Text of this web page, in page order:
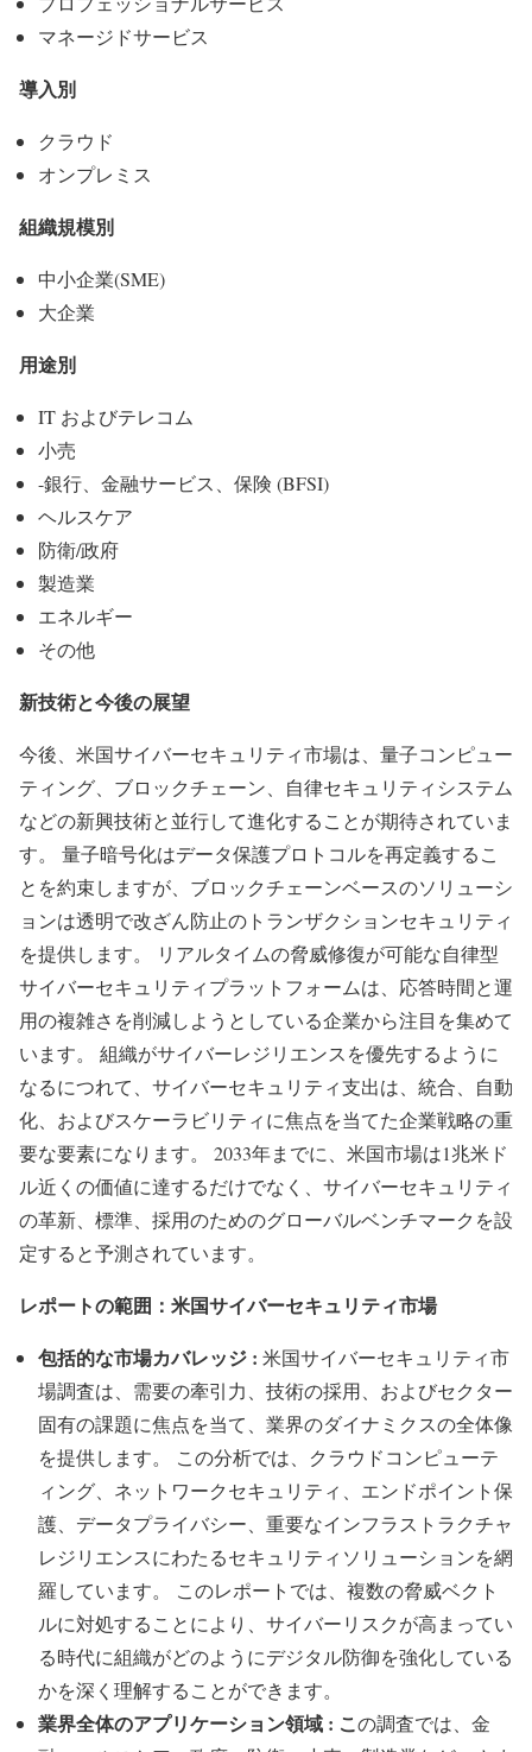
マネージドサービス
導入別
クラウド
オンプレミス
組織規模別
中小企業(SME)
大企業
用途別
IT およびテレコム
小売
-銀行、金融サービス、保険 (BFSI)
ヘルスケア
防衛/政府
製造業
エネルギー
その他
新技術と今後の展望
今後、米国サイバーセキュリティ市場は、量子コンピュー
ティング、ブロックチェーン、自律セキュリティシステム
などの新興技術と並行して進化することが期待されていま
す。 量子暗号化はデータ保護プロトコルを再定義するこ
とを約束しますが、ブロックチェーンベースのソリューシ
ョンは透明で改ざん防止のトランザクションセキュリティ
を提供します。 リアルタイムの脅威修復が可能な自律型
サイバーセキュリティプラットフォームは、応答時間と運
用の複雑さを削減しようとしている企業から注目を集めて
います。 組織がサイバーレジリエンスを優先するように
なるにつれて、サイバーセキュリティ支出は、統合、自動
化、およびスケーラビリティに焦点を当てた企業戦略の重
要な要素になります。 2033年までに、米国市場は1兆米ド
ル近くの価値に達するだけでなく、サイバーセキュリティ
の革新、標準、採用のためのグローバルベンチマークを設
定すると予測されています。
レポートの範囲：米国サイバーセキュリティ市場
包括的な市場カバレッジ : 米国サイバーセキュリティ市
場調査は、需要の牽引力、技術の採用、およびセクター
固有の課題に焦点を当て、業界のダイナミクスの全体像
を提供します。 この分析では、クラウドコンピューテ
ィング、ネットワークセキュリティ、エンドポイント保
護、データプライバシー、重要なインフラストラクチャ
レジリエンスにわたるセキュリティソリューションを網
羅しています。 このレポートでは、複数の脅威ベクト
ルに対処することにより、サイバーリスクが高まってい
る時代に組織がどのようにデジタル防御を強化している
かを深く理解することができます。
業界全体のアプリケーション領域 : この調査では、金